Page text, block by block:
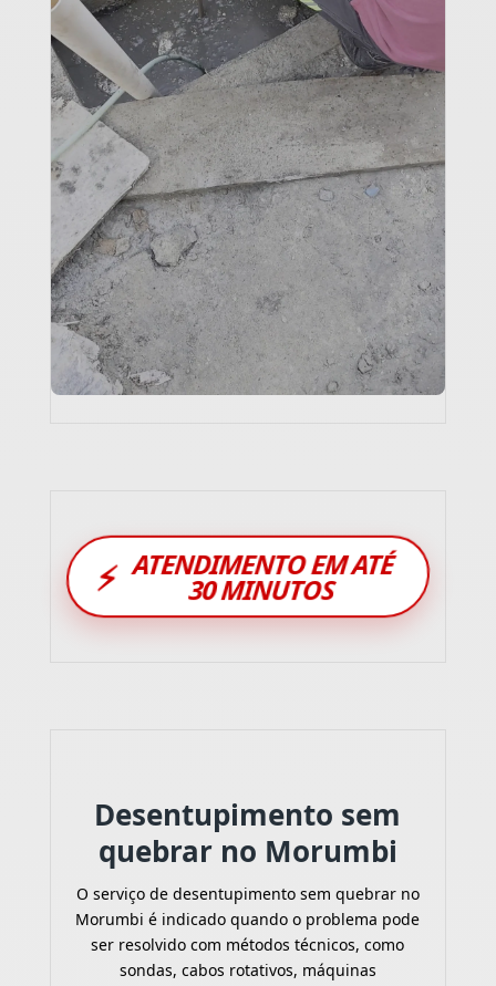
⚡ ATENDIMENTO EM ATÉ
30 MINUTOS
Desentupimento sem
quebrar no Morumbi
O serviço de desentupimento sem quebrar no
Morumbi é indicado quando o problema pode
ser resolvido com métodos técnicos, como
sondas, cabos rotativos, máquinas